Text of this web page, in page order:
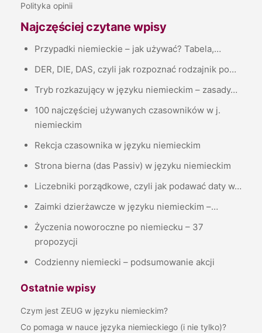
Polityka opinii
Najczęściej czytane wpisy
Przypadki niemieckie – jak używać? Tabela,…
DER, DIE, DAS, czyli jak rozpoznać rodzajnik po…
Tryb rozkazujący w języku niemieckim – zasady…
100 najczęściej używanych czasowników w j.
niemieckim
Rekcja czasownika w języku niemieckim
Strona bierna (das Passiv) w języku niemieckim
Liczebniki porządkowe, czyli jak podawać daty w…
Zaimki dzierżawcze w języku niemieckim –…
Życzenia noworoczne po niemiecku – 37
propozycji
Codzienny niemiecki – podsumowanie akcji
Ostatnie wpisy
Czym jest ZEUG w języku niemieckim?
Co pomaga w nauce języka niemieckiego (i nie tylko)?